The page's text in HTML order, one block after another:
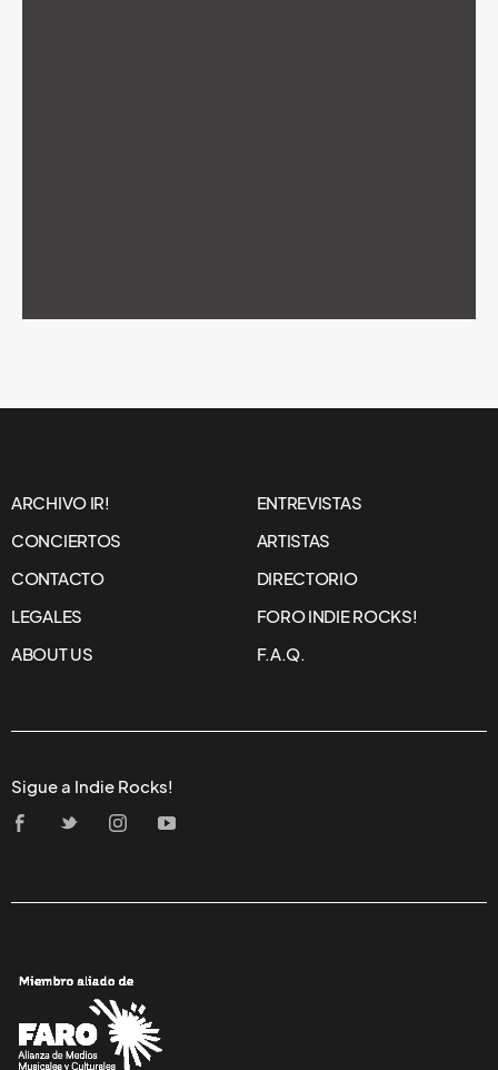
ARCHIVO IR!
ENTREVISTAS
CONCIERTOS
ARTISTAS
CONTACTO
DIRECTORIO
LEGALES
FORO INDIE ROCKS!
ABOUT US
F.A.Q.
Sigue a Indie Rocks!